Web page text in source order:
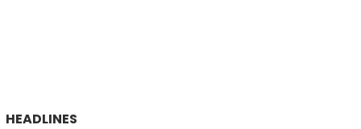
HEADLINES